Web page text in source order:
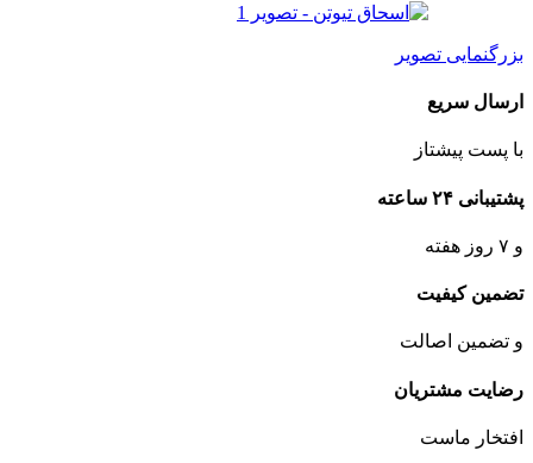
بزرگنمایی تصویر
ارسال سریع
با پست پیشتاز
پشتیبانی ۲۴ ساعته
و ۷ روز هفته
تضمین کیفیت
و تضمین اصالت
رضایت مشتریان
افتخار ماست